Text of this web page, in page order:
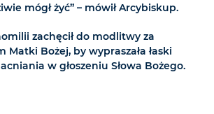
mógł żyć” – mówił Arcybiskup.
zachęcił do modlitwy za
Bożej, by wypraszała łaski
w głoszeniu Słowa Bożego.